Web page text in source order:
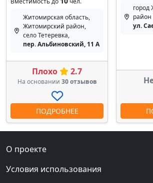
Житомирская область,
Житомирский район,
село Тетеревка,
пер. Альбиновский, 11 А
Плохо 2.7
На основании 30 отзывов
ПОДРОБНЕЕ
район
ул.
О проекте
Условия использования